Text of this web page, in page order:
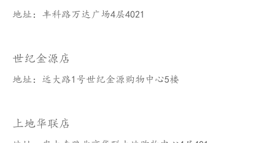
地址：丰科路万达广场4层4021
世纪金源店
地址：远大路1号世纪金源购物中心5楼
上地华联店